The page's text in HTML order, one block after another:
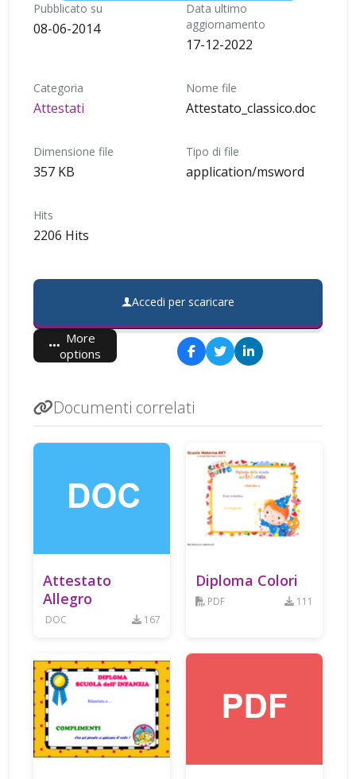
Pubblicato su
08-06-2014
Data ultimo
aggiornamento
17-12-2022
Categoria
Attestati
Nome file
Attestato_classico.doc
Dimensione file
357 KB
Tipo di file
application/msword
Hits
2206 Hits
Accedi per scaricare
More
options
Documenti correlati
Attestato
Allegro
DOC 167
Diploma Colori
PDF 111